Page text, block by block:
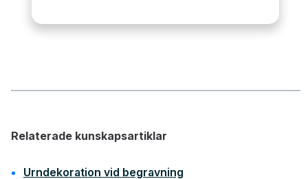
Relaterade kunskapsartiklar
Urndekoration vid begravning